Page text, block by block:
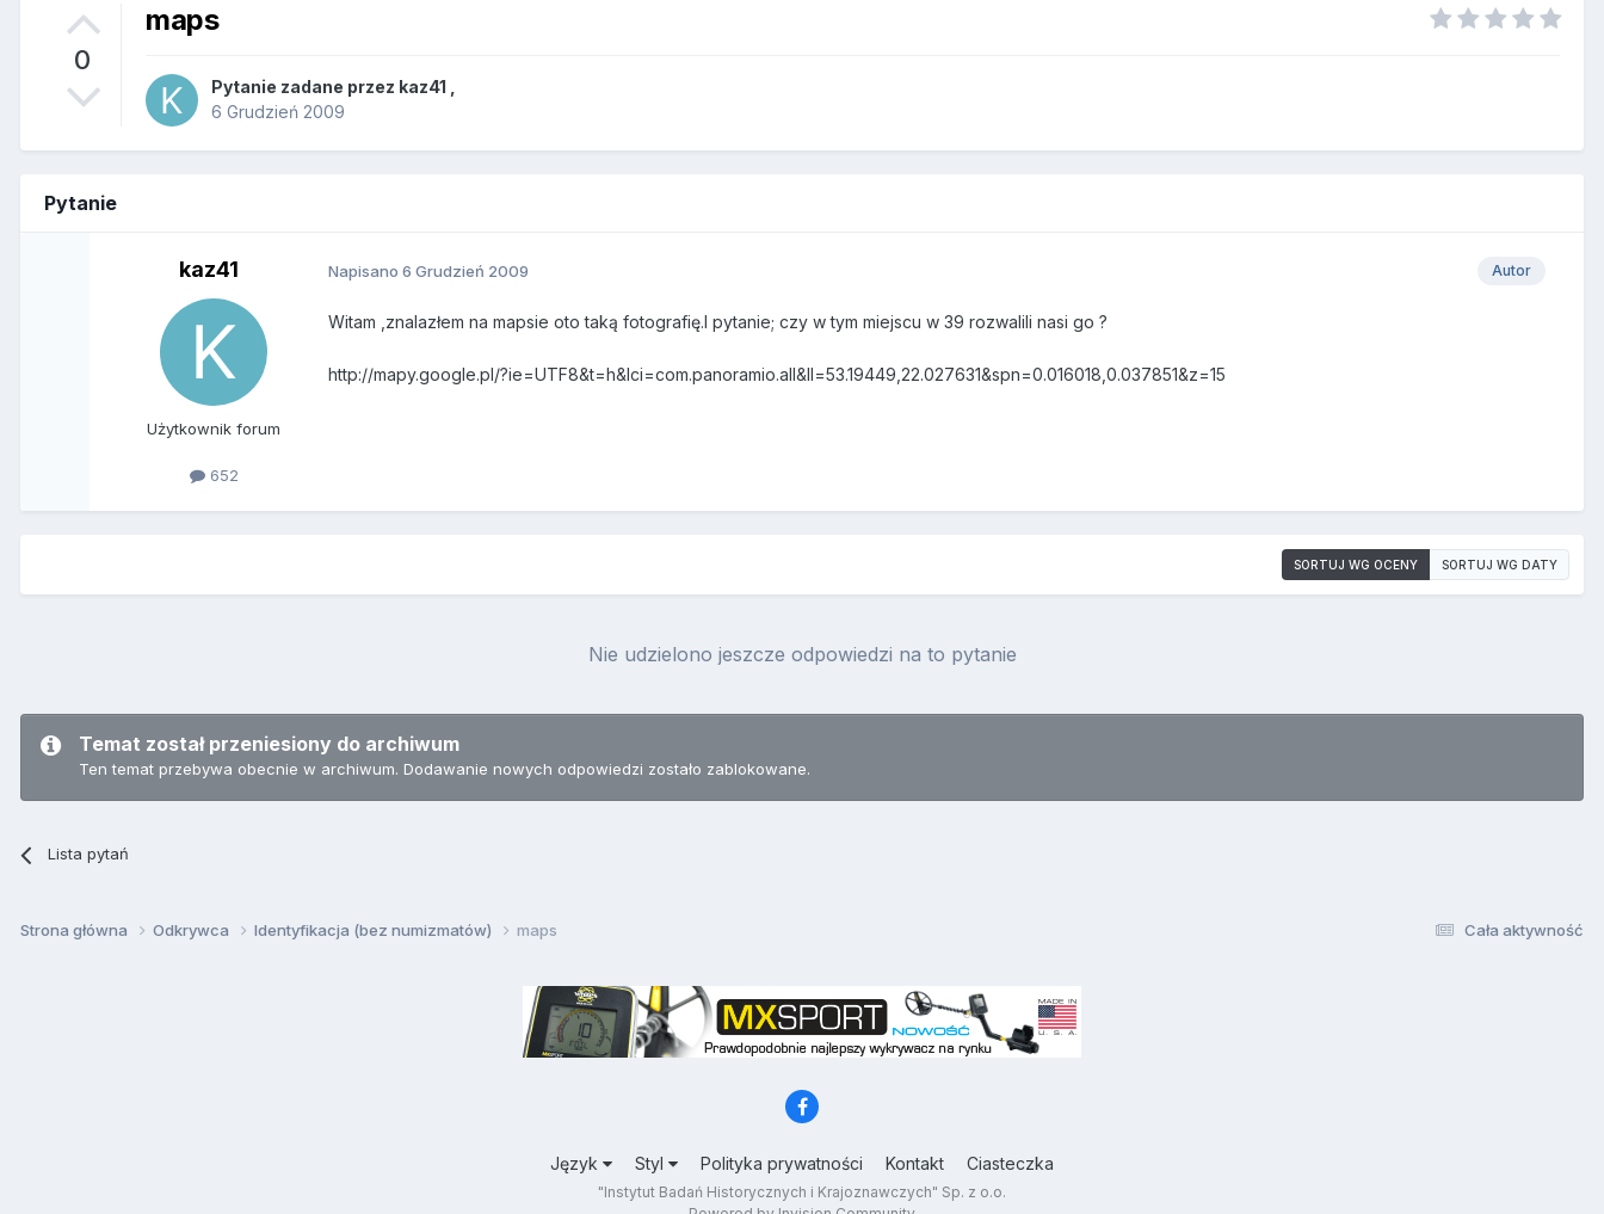
0
maps
Pytanie zadane przez kaz41
6 Grudzień 2009
Pytanie
kaz41
Użytkownik forum
652
Autor
Napisano6 Grudzień 2009
Witam ,znalazłem na mapsie oto taką fotografię.I pytanie; czy w tym miejscu w 39 rozwalili nasi go ?
http://mapy.google.pl/?ie=UTF8&t=h&lci=com.panoramio.all&ll=53.19449,22.027631&spn=0.016018,0.037851&z=15
SORTUJ WG OCENY SORTUJ WG DATY
Nie udzielono jeszcze odpowiedzi na to pytanie
Temat został przeniesiony do archiwum
Ten temat przebywa obecnie w archiwum. Dodawanie nowych odpowiedzi zostało zablokowane.
Lista pytań
Cała aktywność
Strona główna Odkrywca Identyfikacja (bez numizmatów) maps
Język Styl Polityka prywatności Kontakt Ciasteczka
"Instytut Badań Historycznych i Krajoznawczych" Sp. z o.o.